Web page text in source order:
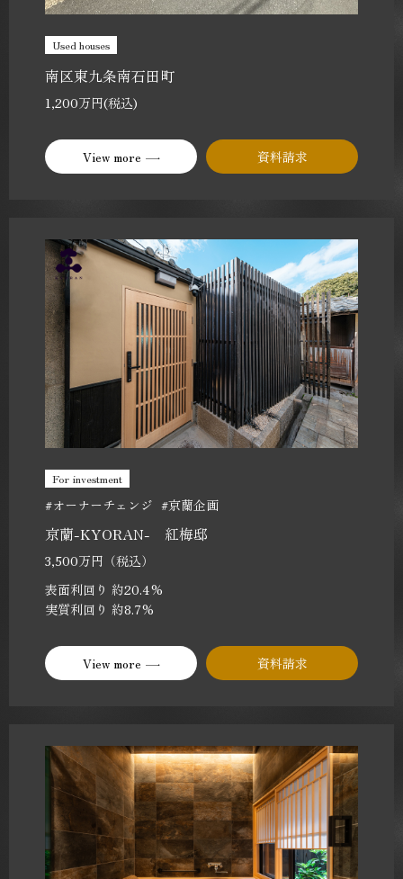
Used houses
南区東九条南石田町
1,200万円(税込)
View more 資料請求
For investment
#オーナーチェンジ #京蘭企画
京蘭-KYORAN- 紅梅邸
3,500万円（税込）
表面利回り 約20.4%
実質利回り 約8.7%
View more 資料請求